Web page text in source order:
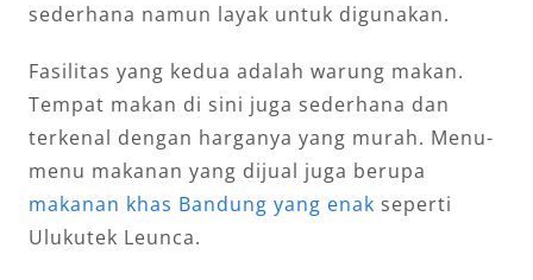
sederhana namun layak untuk digunakan.
Fasilitas yang kedua adalah warung makan.
Tempat makan di sini juga sederhana dan
terkenal dengan harganya yang murah. Menu-
menu makanan yang dijual juga berupa
makanan khas Bandung yang enak seperti
Ulukutek Leunca.